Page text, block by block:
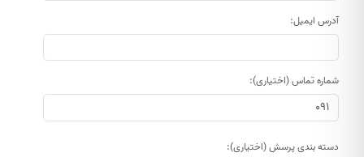
آدرس ایمیل:
شماره تماس (اختیاری):
دسته بندی پرسش (اختیاری):